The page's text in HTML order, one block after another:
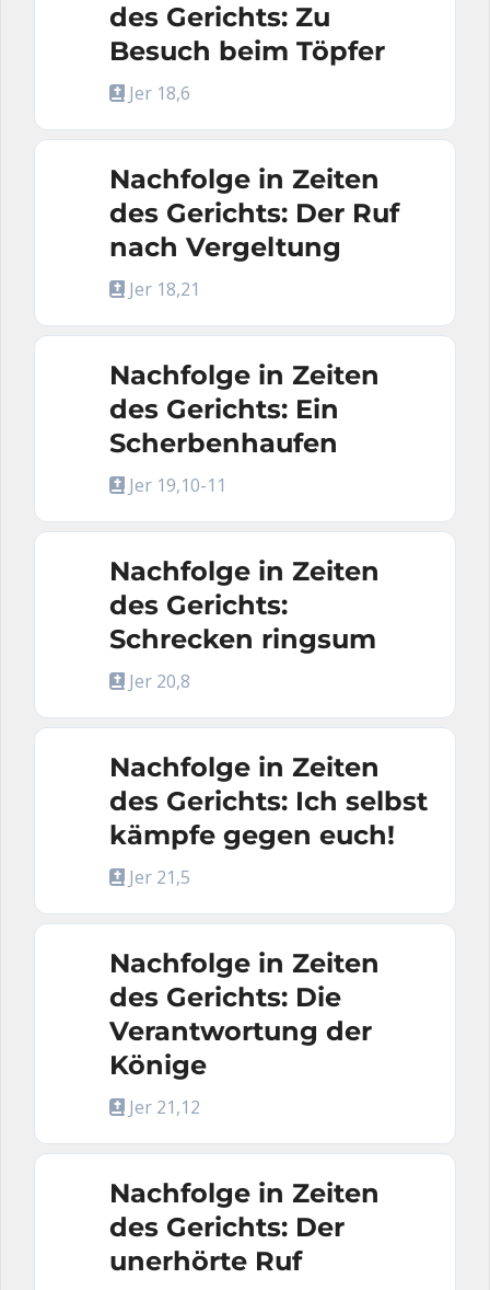
des Gerichts: Zu
Besuch beim Töpfer
Jer 18,6
Nachfolge in Zeiten
des Gerichts: Der Ruf
nach Vergeltung
Jer 18,21
Nachfolge in Zeiten
des Gerichts: Ein
Scherbenhaufen
Jer 19,10-11
Nachfolge in Zeiten
des Gerichts:
Schrecken ringsum
Jer 20,8
Nachfolge in Zeiten
des Gerichts: Ich selbst
kämpfe gegen euch!
Jer 21,5
Nachfolge in Zeiten
des Gerichts: Die
Verantwortung der
Könige
Jer 21,12
Nachfolge in Zeiten
des Gerichts: Der
unerhörte Ruf